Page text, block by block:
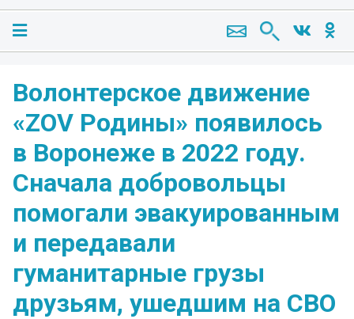
Волонтерское движение
«ZOV Родины» появилось
в Воронеже в 2022 году.
Сначала добровольцы
помогали эвакуированным
и передавали
гуманитарные грузы
друзьям, ушедшим на СВО